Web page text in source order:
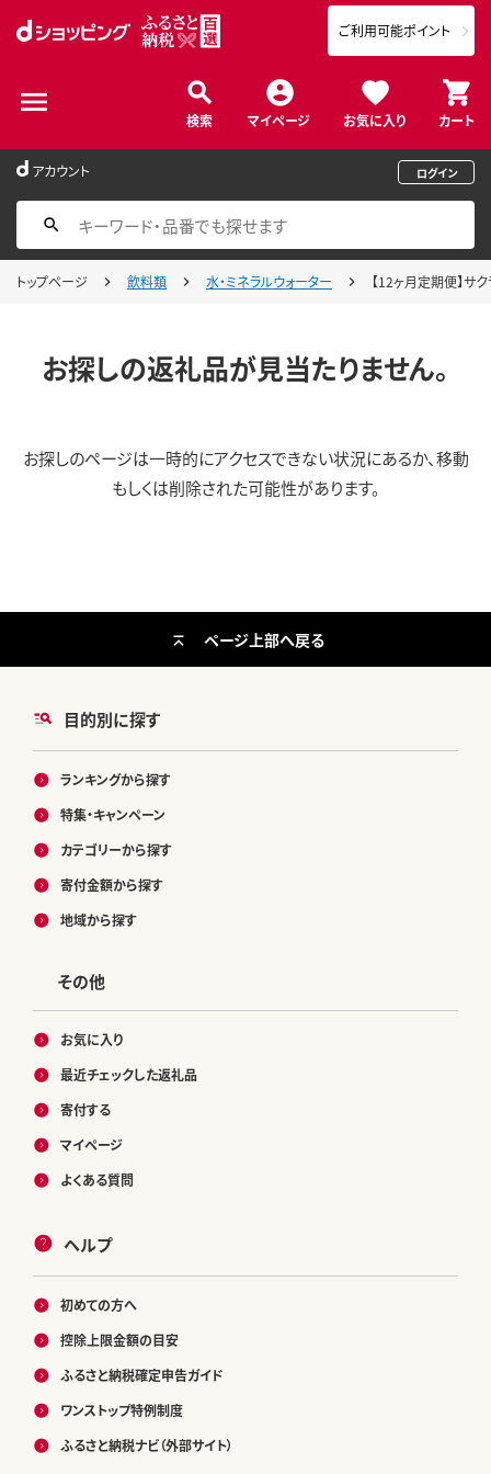
検索 マイページ お気に入り カート
ご利用可能ポイント
アカウント ログイン
トップページ 飲料類 水・ミネラルウォーター 【12ヶ月定期便】
お探しの返礼品が見当たりません。
お探しのページは一時的にアクセスできない状況にあるか、移動
もしくは削除された可能性があります。
目的別に探す
ランキングから探す
特集・キャンペーン
カテゴリーから探す
寄付金額から探す
地域から探す
その他
お気に入り
最近チェックした返礼品
寄付する
マイページ
よくある質問
ヘルプ
初めての方へ
控除上限金額の目安
ふるさと納税確定申告ガイド
ワンストップ特例制度
ふるさと納税ナビ（外部サイト）
ページ上部へ戻る